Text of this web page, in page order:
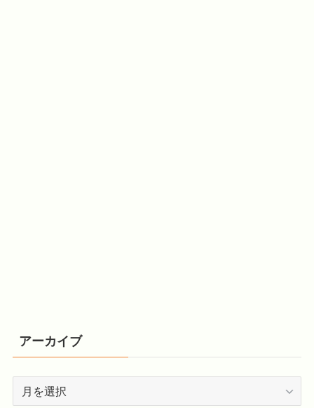
アーカイブ